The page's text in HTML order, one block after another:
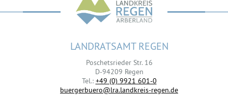
LANDRATSAMT REGEN
Poschetsrieder Str. 16
D-94209 Regen
Tel.: +49 (0) 9921 601-0
buergerbuero@lra.landkreis-regen.de